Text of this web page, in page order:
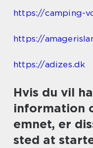
https://camping-
https://
https://adizes.dk
Hvis du vil
information
emnet, er
sted at